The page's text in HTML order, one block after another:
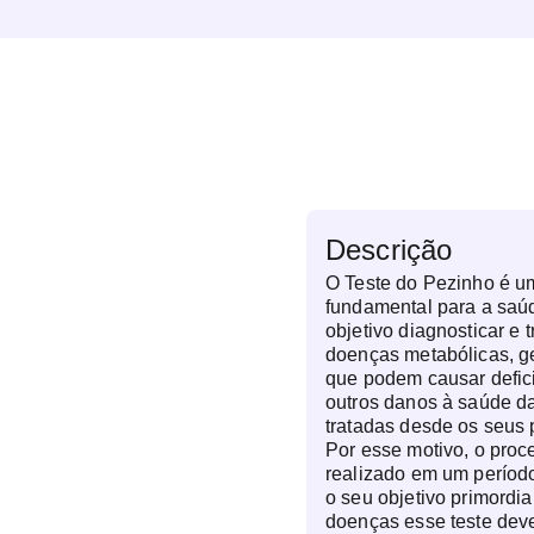
Descrição
O Teste do Pezinho é
fundamental para a
objetivo diagnosticar e
doenças metabólicas,
que podem causar
outros danos à saúde
tratadas desde os seus
Por esse motivo, o
realizado em um
o seu objetivo
doenças esse teste